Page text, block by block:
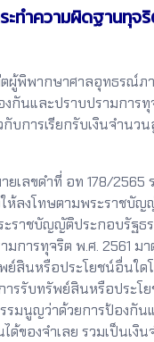
ทำความผิดฐานทุจ
พิพากษาศาลอุทธรณ์ภา
กันและปราบปรามการทุ
การเรียกรับเงินจำนว
ลขดำที่ อท 178/2565
ห้ลงโทษตามพระราชบั
ะราชบัญญัติประกอบรัฐธ
ารทุจริต พ.ศ. 2561 มา
ย์สินหรือประโยชน์อื่นใด
ารรับทรัพย์สินหรือประโ
รมนูญว่าด้วยการป้องกัน
ของจำเลย รวมเป็นเงิ